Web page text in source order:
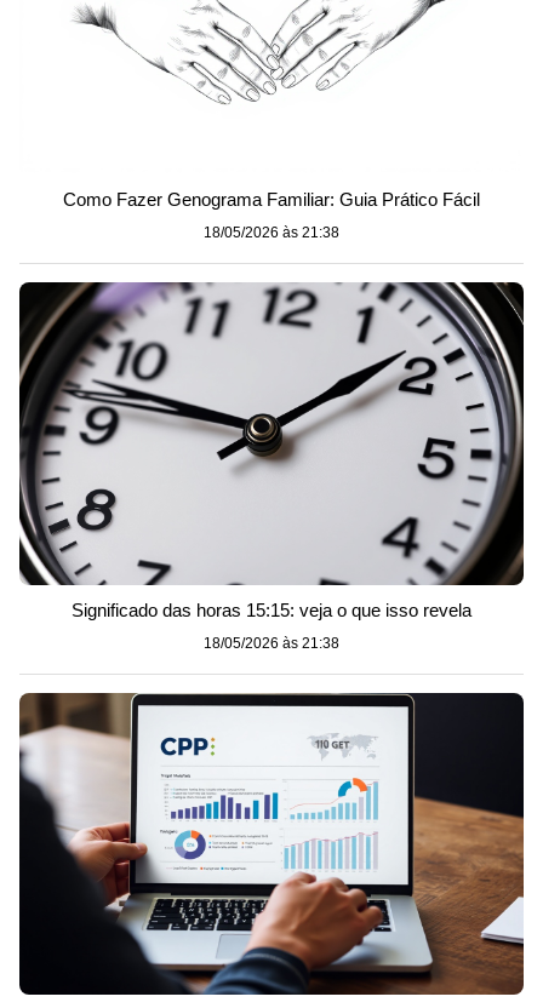
Como Fazer Genograma Familiar: Guia Prático Fácil
18/05/2026 às 21:38
Significado das horas 15:15: veja o que isso revela
18/05/2026 às 21:38